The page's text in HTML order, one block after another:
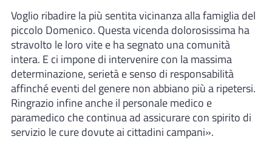
Voglio ribadire la più sentita vicinanza alla famiglia del
piccolo Domenico. Questa vicenda dolorosissima ha
stravolto le loro vite e ha segnato una comunità
intera. E ci impone di intervenire con la massima
determinazione, serietà e senso di responsabilità
affinché eventi del genere non abbiano più a ripetersi.
Ringrazio infine anche il personale medico e
paramedico che continua ad assicurare con spirito di
servizio le cure dovute ai cittadini campani».